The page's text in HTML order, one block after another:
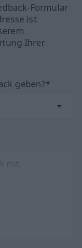
Formular
ist
Ihrer
geben?*